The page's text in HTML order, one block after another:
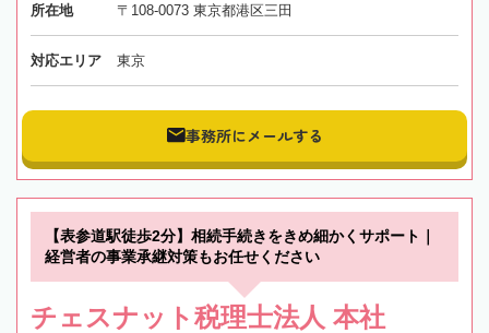
所在地 〒108-0073 東京都港区三田
対応エリア 東京
事務所にメールする
【表参道駅徒歩2分】相続手続きをきめ細かくサポート｜
経営者の事業承継対策もお任せください
チェスナット税理士法人 本社